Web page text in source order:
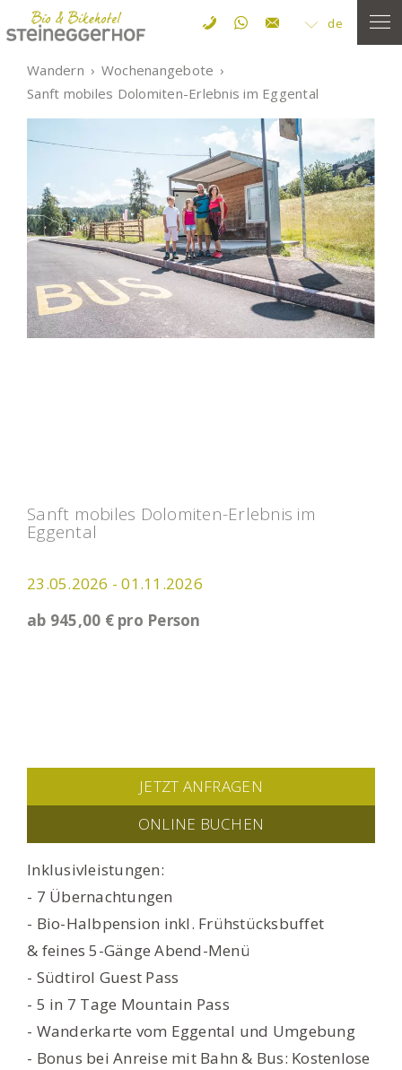
de
Wandern
Wochenangebote
Sanft mobiles Dolomiten-Erlebnis im Eggental
Sanft mobiles Dolomiten-Erlebnis im
Eggental
23.05.2026 - 01.11.2026
ab 945,00 € pro Person
JETZT ANFRAGEN
ONLINE BUCHEN
Inklusivleistungen:
- 7 Übernachtungen
- Bio-Halbpension inkl. Frühstücksbuffet
& feines 5-Gänge Abend-Menü
- Südtirol Guest Pass
- 5 in 7 Tage Mountain Pass
- Wanderkarte vom Eggental und Umgebung
- Bonus bei Anreise mit Bahn & Bus: Kostenlose